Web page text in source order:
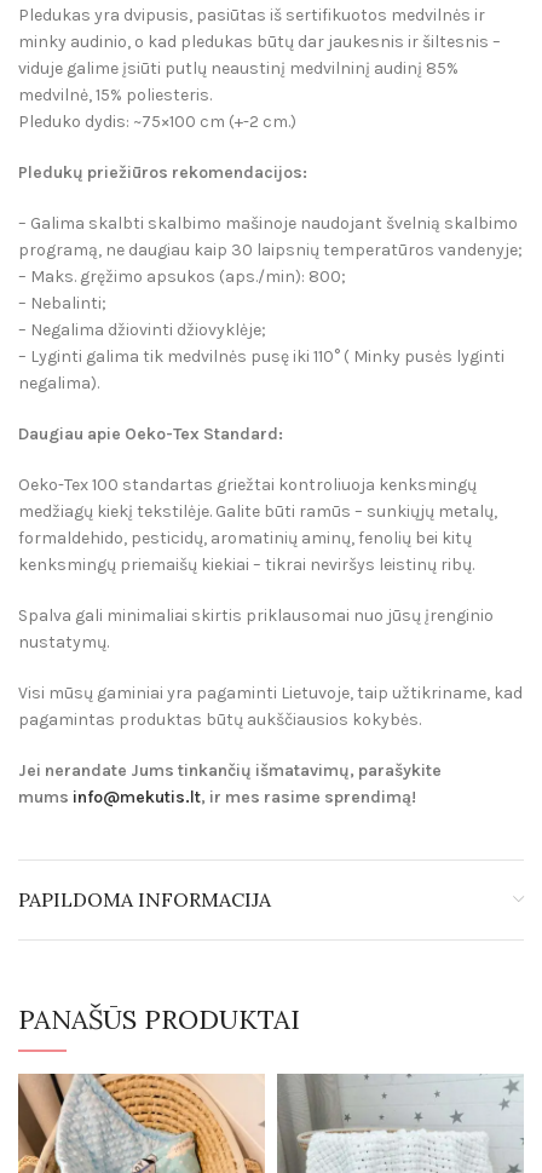
Pledukas yra dvipusis, pasiūtas iš sertifikuotos medvilnės ir
minky audinio, o kad pledukas būtų dar jaukesnis ir šiltesnis –
viduje galime įsiūti putlų neaustinį medvilninį audinį 85%
medvilnė, 15% poliesteris.
Pleduko dydis: ~75×100 cm (+-2 cm.)
Pledukų priežiūros rekomendacijos:
– Galima skalbti skalbimo mašinoje naudojant švelnią skalbimo
programą, ne daugiau kaip 30 laipsnių temperatūros vandenyje;
­– Maks. gręžimo apsukos (aps./min): 800;
– Nebalinti;
– Negalima džiovinti džiovyklėje;
– Lyginti galima tik medvilnės pusę iki 110° ( Minky pusės lyginti
negalima).
Daugiau apie Oeko-Tex Standard:
Oeko-Tex 100 standartas griežtai kontroliuoja kenksmingų
medžiagų kiekį tekstilėje. Galite būti ramūs – sunkiųjų metalų,
formaldehido, pesticidų, aromatinių aminų, fenolių bei kitų
kenksmingų priemaišų kiekiai – tikrai neviršys leistinų ribų.
Spalva gali minimaliai skirtis priklausomai nuo jūsų įrenginio
nustatymų.
Visi mūsų gaminiai yra pagaminti Lietuvoje, taip užtikriname, kad
pagamintas produktas būtų aukščiausios kokybės.
Jei nerandate Jums tinkančių išmatavimų, parašykite
mums info@mekutis.lt, ir mes rasime sprendimą!
PAPILDOMA INFORMACIJA
PANAŠŪS PRODUKTAI